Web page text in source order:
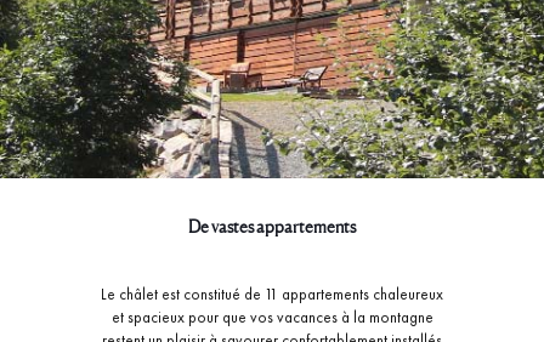
De vastes appartements
Le châlet est constitué de 11 appartements chaleureux
et spacieux pour que vos vacances à la montagne